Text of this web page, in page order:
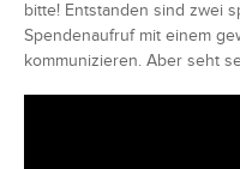
bitte! Entstanden sind zwei
Spendenaufruf mit einem
kommunizieren. Aber seht